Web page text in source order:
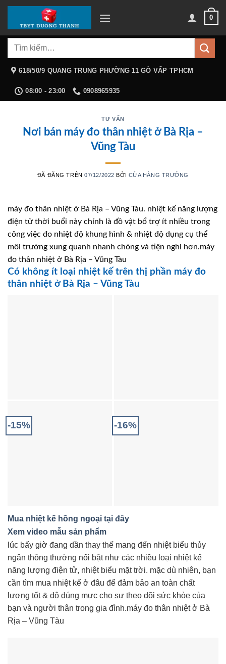
Chuyển
nội
dung
0
Tìm
618/50/9 QUANG TRUNG PHƯỜNG 11 GÒ VẤP TPHCM
08:00 - 23:00 0908965935
TƯ VẤN
Nơi bán máy đo thân nhiệt ở Bà Rịa –
Vũng Tàu
ĐÃ ĐĂNG TRÊN07/12/2022 BỞI CỬA HÀNG TRƯỞNG
máy đo thân nhiệt ở Bà Rịa – Vũng Tàu. nhiệt kế năng lượng
điện tử thời buổi này chính là đồ vật bổ trợ ít nhiều trong
công việc đo nhiệt độ khung hình & nhiệt độ dụng cụ thể
môi trường xung quanh nhanh chóng và tiện nghi hơn.máy
đo thân nhiệt ở Bà Rịa – Vũng Tàu
Có không ít loại nhiệt kế trên thị phần máy đo
thân nhiệt ở Bà Rịa – Vũng Tàu
-15% -16%
Mua nhiệt kế hồng ngoại tại đây
Xem video mẫu sản phẩm
lúc bấy giờ đang dần thay thế mang đến nhiệt biểu thủy
ngân thông thường nổi bật như các nhiều loại nhiệt kế
năng lượng điện tử, nhiệt biểu mặt trời. mặc dù nhiên, bạn
cần tìm mua nhiệt kế ở đâu để đảm bảo an toàn chất
lượng tốt & độ đúng mực cho sự theo dõi sức khỏe của
bạn và người thân trong gia đình.máy đo thân nhiệt ở Bà
Rịa – Vũng Tàu